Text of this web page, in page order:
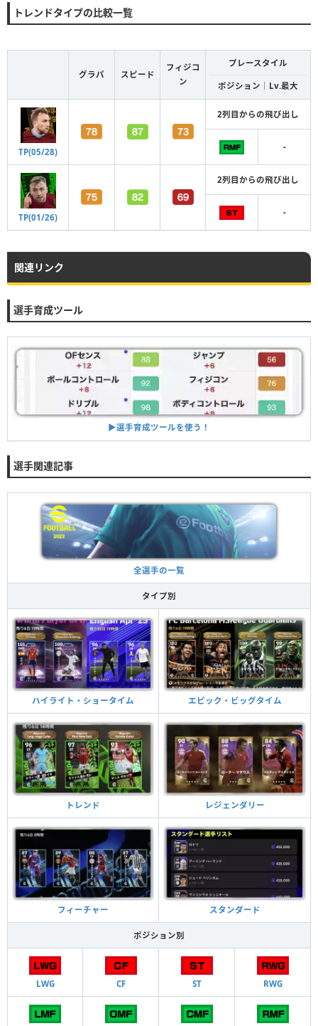
トレンドタイプの比較一覧
グラパ スピード
フィジコ
ン
プレースタイル
ポジション｜Lv.最大
TP(05/28)
2列目からの飛び出し
-
TP(01/26)
2列目からの飛び出し
-
関連リンク
選手育成ツール
▶︎選手育成ツールを使う！
選手関連記事
全選手の一覧
タイプ別
ハイライト・ショータイム エピック・ビッグタイム
トレンド レジェンダリー
フィーチャー スタンダード
ポジション別
LWG CF ST RWG